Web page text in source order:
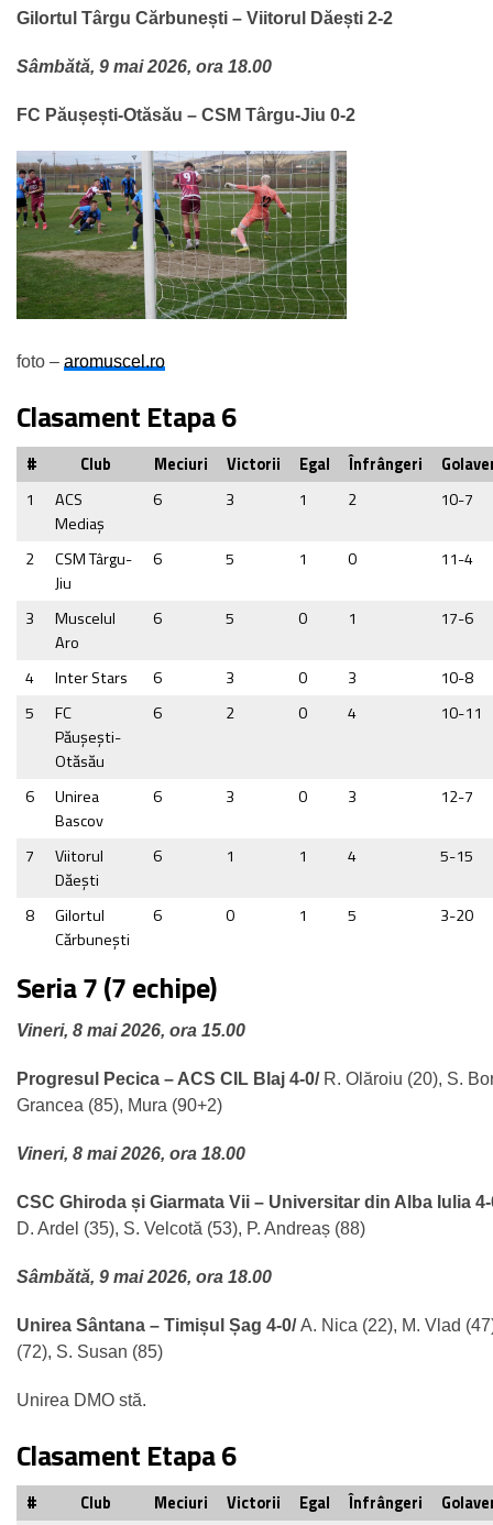
Gilortul Târgu Cărbunești – Viitorul Dăești 2-2
Sâmbătă, 9 mai 2026, ora 18.00
FC Păușești-Otăsău – CSM Târgu-Jiu 0-2
foto – aromuscel.ro
Clasament Etapa 6
# Club Meciuri Victorii Egal Înfrângeri
1
ACS
Mediaş
6 3 1 2 10-7
2
CSM Târgu-
Jiu
6 5 1 0 11-4
3
Muscelul
Aro
6 5 0 1 17-6
4 Inter Stars 6 3 0 3
10-8
5
FC
Păușești-
Otăsău
6 2 0 4 10-11
6
Unirea
Bascov
6 3 0 3 12-7
7
Viitorul
Dăeşti
6 1 1 4 5-15
8
Gilortul
Cărbuneşti
6 0 1 5 3-20
Seria 7 (7 echipe)
Vineri, 8 mai 2026, ora 15.00
Progresul Pecica – ACS CIL Blaj 4-0/R. Olăroiu (20), S.
Grancea (85), Mura (90+2)
Vineri, 8 mai 2026, ora 18.00
CSC Ghiroda și Giarmata Vii – Universitar din Alba Iulia
D. Ardel (35), S. Velcotă (53), P. Andreaș (88)
Sâmbătă, 9 mai 2026, ora 18.00
Unirea Sântana – Timișul Șag 4-0/A. Nica (22), M. Vlad
(72), S. Susan (85)
Unirea DMO stă.
Clasament Etapa 6
# Club Meciuri Victorii Egal Înfrângeri